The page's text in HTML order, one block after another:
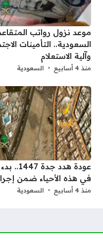
السعودية.. التأمينات
وآلية الاستعلام
منذ 4 أسابيع السعودية
في هذه الأحياء ضمن
منذ 4 أسابيع السعودية